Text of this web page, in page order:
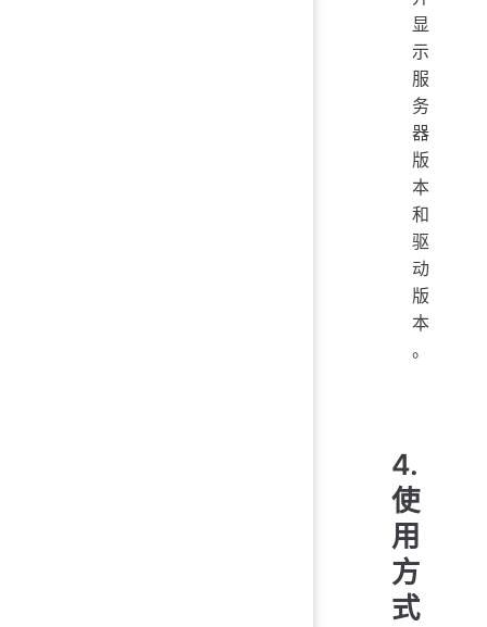
显
示
服
务
器
版
本
和
驱
动
版
本
。
4.
使
用
方
式